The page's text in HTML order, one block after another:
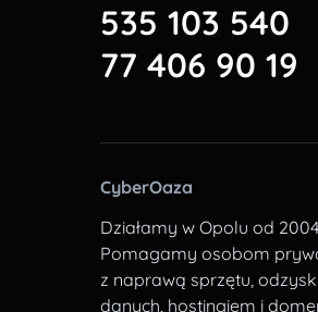
535 103 540
77 406 90 19
CyberOaza
Działamy w Opolu od
Pomagamy osobom
z naprawą sprzętu,
danych, hostingiem i